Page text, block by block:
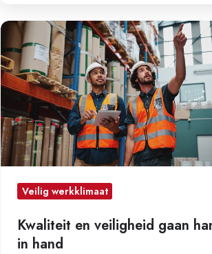
Kwaliteit
en
veiligheid
gaan
hand
in
hand
Veilig werkklimaat
Kwaliteit en veiligheid gaan
in hand